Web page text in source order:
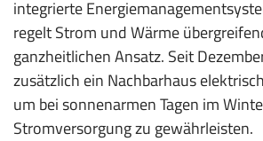
integrierte
regelt Strom und Wärme
ganzheitlichen Ansatz. Seit
zusätzlich ein Nachbarhaus
um bei sonnenarmen Tagen im
Stromversorgung zu gewährleisten.